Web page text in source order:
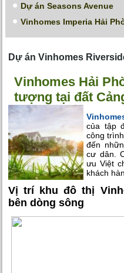
Dự án Seasons Avenue
Vinhomes Imperia Hải
Dự án Vinhomes
Vinhomes Hải
tượng tại đất
của tập
công
đến
cư dân.
ưu Việt
khách
Vị trí khu đô thị
bên dòng sông